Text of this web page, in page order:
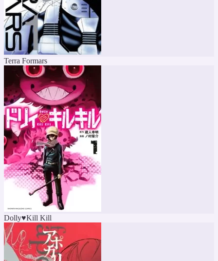
Terra Formars
Dolly♥Kill Kill